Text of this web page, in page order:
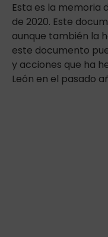
Esta es la memoria
de 2020. Este
aunque también la
este documento
y acciones que ha
León en el pasado